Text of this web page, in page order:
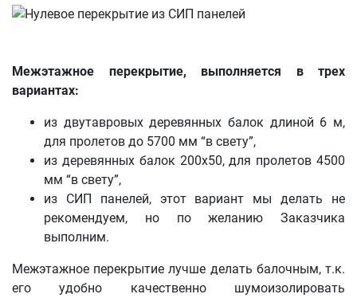
Межэтажное перекрытие, выполняется в трех
вариантах:
из двутавровых деревянных балок длиной 6 м,
для пролетов до 5700 мм “в свету”,
из деревянных балок 200х50, для пролетов 4500
мм “в свету”,
из СИП панелей, этот вариант мы делать не
рекомендуем, но по желанию Заказчика
выполним.
Межэтажное перекрытие лучше делать балочным, т.к.
его удобно качественно шумоизолировать